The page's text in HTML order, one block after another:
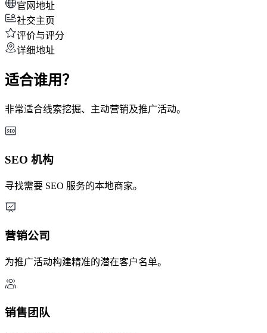
官网地址
社交主页
评价与评分
详细地址
适合谁用？
非常适合线索挖掘、主动营销及推广活动。
SEO 机构
寻找需要 SEO 服务的本地商家。
营销公司
为推广活动构建精准的潜在客户名单。
销售团队